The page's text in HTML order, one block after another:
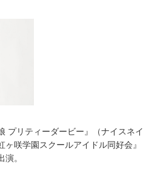
プリティーダービー』（ナイスネイ
咲学園スクールアイドル同好会』
演。